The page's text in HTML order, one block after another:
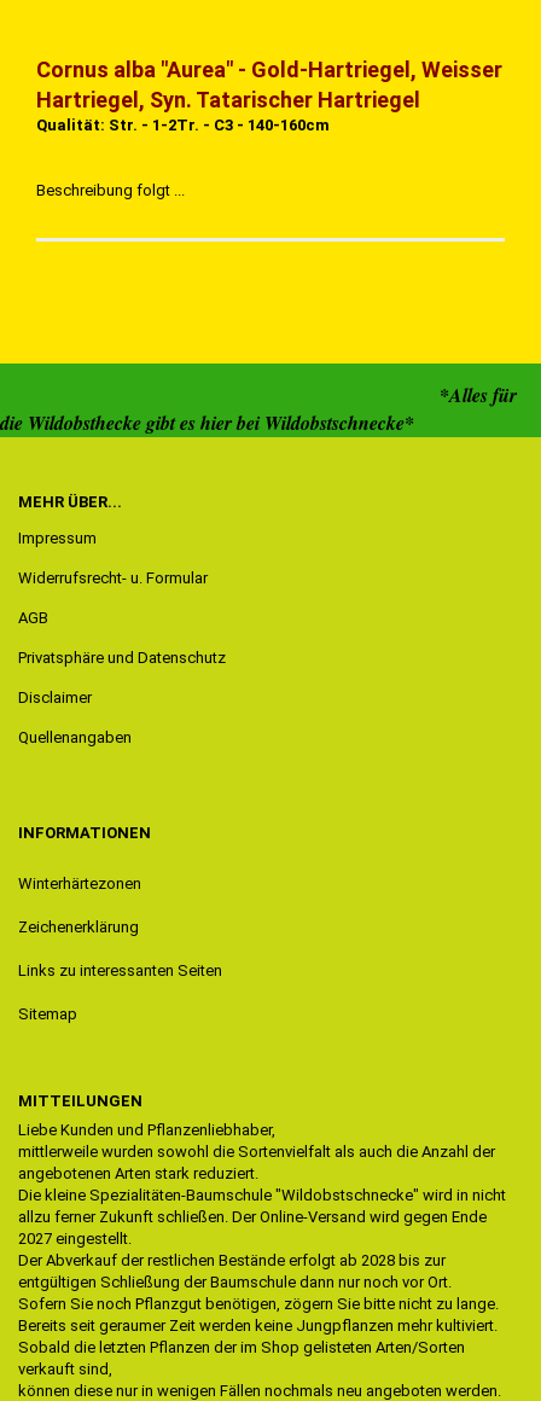
Cornus alba "Aurea" - Gold-Hartriegel, Weisser
Hartriegel, Syn. Tatarischer Hartriegel
Qualität: Str. - 1-2Tr. - C3 - 140-160cm
Beschreibung folgt ...
*Alles für
die Wildobsthecke gibt es hier bei Wildobstschnecke*
MEHR ÜBER...
Impressum
Widerrufsrecht- u. Formular
AGB
Privatsphäre und Datenschutz
Disclaimer
Quellenangaben
INFORMATIONEN
Winterhärtezonen
Zeichenerklärung
Links zu interessanten Seiten
Sitemap
MITTEILUNGEN
Liebe Kunden und Pflanzenliebhaber,
mittlerweile wurden sowohl die Sortenvielfalt als auch die Anzahl der
angebotenen Arten stark reduziert.
Die kleine Spezialitäten-Baumschule "Wildobstschnecke" wird in nicht
allzu ferner Zukunft schließen. Der Online-Versand wird gegen Ende
2027 eingestellt.
Der Abverkauf der restlichen Bestände erfolgt ab 2028 bis zur
entgültigen Schließung der Baumschule dann nur noch vor Ort.
Sofern Sie noch Pflanzgut benötigen, zögern Sie bitte nicht zu lange.
Bereits seit geraumer Zeit werden keine Jungpflanzen mehr kultiviert.
Sobald die letzten Pflanzen der im Shop gelisteten Arten/Sorten
verkauft sind,
können diese nur in wenigen Fällen nochmals neu angeboten werden.